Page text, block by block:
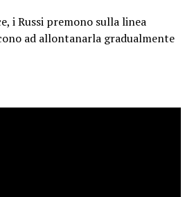
i Russi premono sulla linea
ad allontanarla gradualmente